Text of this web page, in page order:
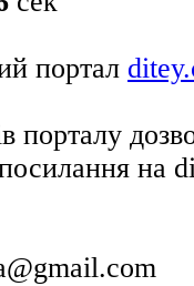
портал
порталу
на